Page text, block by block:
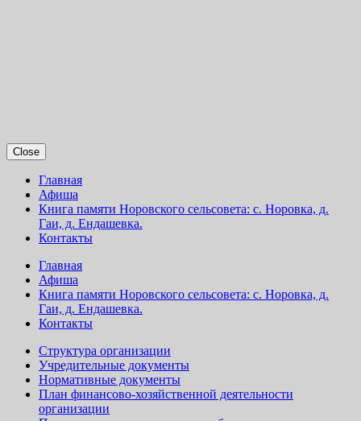
Close
Главная
Афиша
Книга памяти Норовского сельсовета: с. Норовка, д.
Гаи, д. Ендашевка.
Контакты
Главная
Афиша
Книга памяти Норовского сельсовета: с. Норовка, д.
Гаи, д. Ендашевка.
Контакты
Структура организации
Учредительные документы
Нормативные документы
План финансово-хозяйственной деятельности
организации